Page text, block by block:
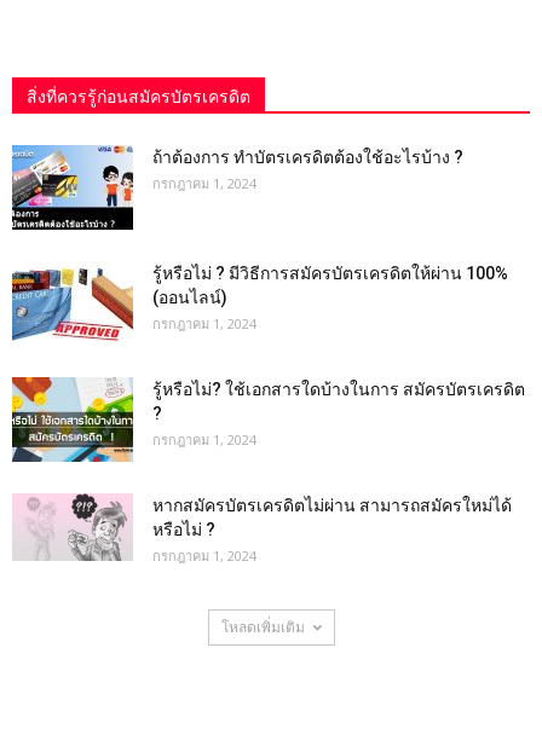
สิ่งที่ควรรู้ก่อนสมัครบัตรเครดิต
ถ้าต้องการ ทําบัตรเครดิตต้องใช้อะไรบ้าง ?
กรกฎาคม 1, 2024
รู้หรือไม่ ? มีวิธีการสมัครบัตรเครดิตให้ผ่าน 100%
(ออนไลน์)
กรกฎาคม 1, 2024
รู้หรือไม่? ใช้เอกสารใดบ้างในการ สมัครบัตรเครดิต
?
กรกฎาคม 1, 2024
หากสมัครบัตรเครดิตไม่ผ่าน สามารถสมัครใหม่ได้
หรือไม่ ?
กรกฎาคม 1, 2024
โหลดเพิ่มเติม